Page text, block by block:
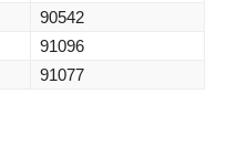
90542
91096
91077